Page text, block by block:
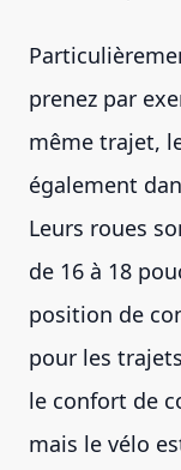
prenez par
même trajet,
également
Leurs roues
de 16 à 18
position de
pour les
le confort de
mais le vélo